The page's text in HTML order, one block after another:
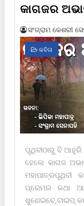
କାଗଜର
ସଂଗ୍ରାମ କେଶରୀ
କବିତା
ପୃଥିବୀଠାରୁ ବି ଆହୁରି
ହେଲେ କାଗଜ
ମହାପାତ୍ରପୃଥିବୀ
ପ୍ରେମର କଥା
ଶୁଣେଇବେ,ଟାଇପ୍